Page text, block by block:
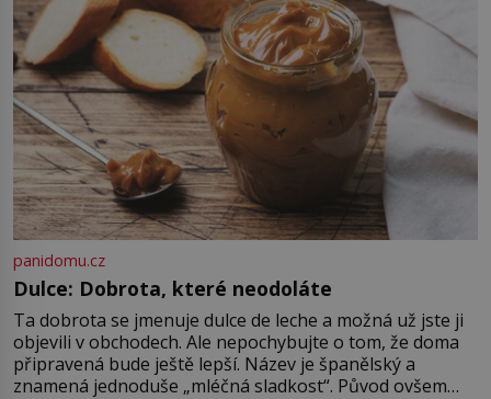
[…]
panidomu.cz
Dulce: Dobrota, které neodoláte
Ta dobrota se jmenuje dulce de leche a možná už jste ji
objevili v obchodech. Ale nepochybujte o tom, že doma
připravená bude ještě lepší. Název je španělský a
znamená jednoduše „mléčná sladkost“. Původ ovšem